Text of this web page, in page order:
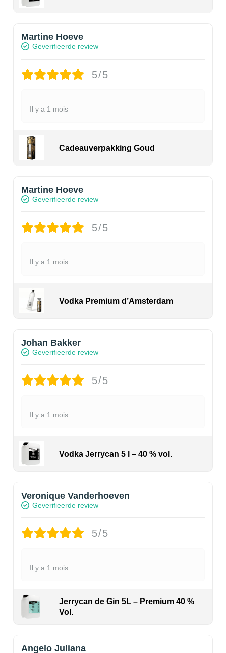
Martine Hoeve
Geverifieerde review
5/5
Il y a 1 mois
Cadeauverpakking Goud
Martine Hoeve
Geverifieerde review
5/5
Il y a 1 mois
Vodka Premium d’Amsterdam
Johan Bakker
Geverifieerde review
5/5
Il y a 1 mois
Vodka Jerrycan 5 l – 40 % vol.
Veronique Vanderhoeven
Geverifieerde review
5/5
Il y a 1 mois
Jerrycan de Gin 5L – Premium 40 %
Vol.
Angelo Juliana